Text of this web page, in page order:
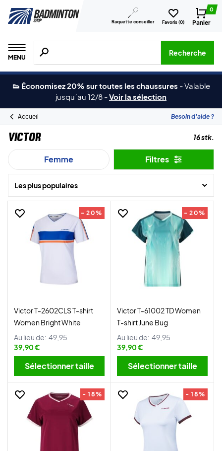
Raquette conseiller Favoris (0)
0
Panier
MENU
Recherche de produits, de marques, etc.
Recherche
👟 Économisez 20% sur toutes les chaussures -Valable
jusqu´au 12/8 -Voir la sélection
Accueil Besoin d'aide ?
Victor 16 stk.
Femme Filtres
Les plus populaires
- 20%
Victor T-2602CLS T-shirt
Women Bright White
Au lieu de: 49,95
39,90 €
Sélectionner taille
- 20%
Victor T-61002 TD Women
T-shirt June Bug
Au lieu de: 49,95
39,90 €
Sélectionner taille
- 18% - 18%